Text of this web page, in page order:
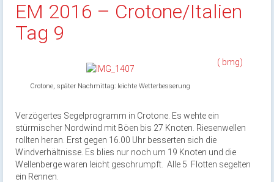
EM 2016 – Crotone/Italien
Tag 9
Crotone, später Nachmittag: leichte Wetterbesserung
( bmg)
Verzögertes Segelprogramm in Crotone. Es wehte ein
stürmischer Nordwind mit Böen bis 27 Knoten. Riesenwellen
rollten heran. Erst gegen 16.00 Uhr besserten sich die
Windverhältnisse. Es blies nur noch um 19 Knoten und die
Wellenberge waren leicht geschrumpft. Alle 5 Flotten segelten
ein Rennen.